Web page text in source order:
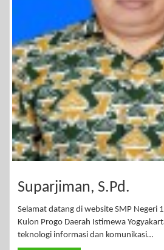
Suparjiman, S.Pd.
Selamat datang di website SMP Negeri
Kulon Progo Daerah Istimewa
teknologi informasi dan komunikasi…